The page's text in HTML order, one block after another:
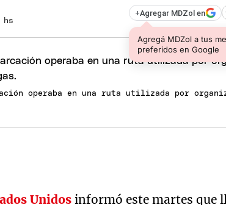
hs
+Agregar MDZol en
Agregá MDZol a tus
preferidos en Google
operaba en una ruta utilizada por
Unidos informó este martes que